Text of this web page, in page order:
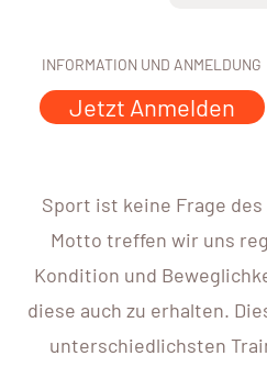
INFORMATION UND ANMELDUNG
Jetzt Anmelden
Sport ist keine Frage
Motto treffen wir uns
Kondition und
diese auch zu erhalten.
unterschiedlichsten